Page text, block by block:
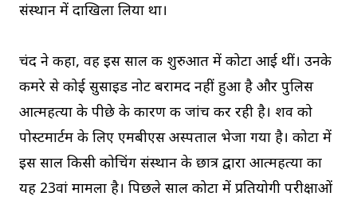
संस्थान में दाखिला लिया था।
चंद ने कहा, वह इस साल की शुरुआत में कोटा आई थीं। उनके
कमरे से कोई सुसाइड नोट बरामद नहीं हुआ है और पुलिस
आत्महत्या के पीछे के कारण की जांच कर रही है। शव को
पोस्टमार्टम के लिए एमबीएस अस्पताल भेजा गया है। कोटा में
इस साल किसी कोचिंग संस्थान के छात्र द्वारा आत्महत्या का
यह 23वां मामला है। पिछले साल कोटा में प्रतियोगी परीक्षाओं